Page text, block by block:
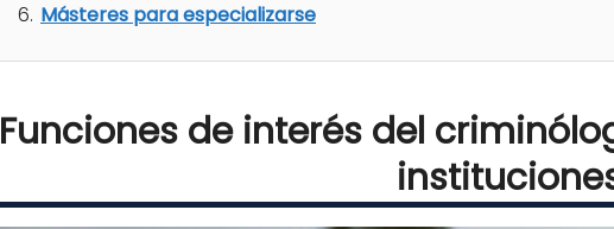
Másteres para especializarse
Funciones de interés del